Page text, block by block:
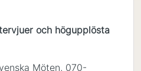
och högupplösta
Möten, 070-